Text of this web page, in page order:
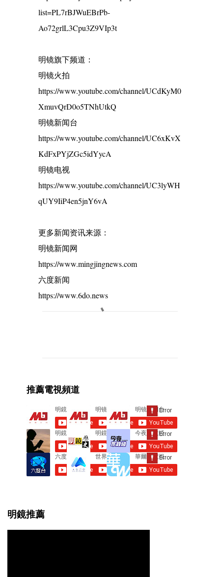
list=PL7rBJWuEBrPb-
Ao72grlL3Cpu3Z9VIp3t
明镜旗下频道：
明镜火拍
https://www.youtube.com/channel/UCdKyM0
XmuvQrD0o5TNhUtkQ
明镜新闻台
https://www.youtube.com/channel/UC6xKvX
KdFxPYjZGc5idYycA
明镜电视
https://www.youtube.com/channel/UC3lyWH
qUY9IiP4en5jnY6vA
更多新闻资讯来源：
明镜新闻网
https://www.mingjingnews.com
六度新闻
https://www.6do.news
n
t
s
推薦電視頻道
明鏡推薦